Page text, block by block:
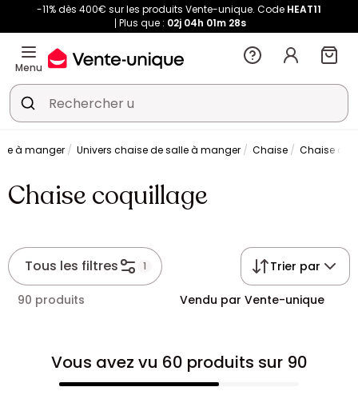
-11% dès 400€ sur les produits Vente-unique. Code HEAT11
Plus que : 02j 04h 01m 27s
Menu
à manger Univers chaise de salle à manger Chaise Chaise
Chaise coquillage
Tous les filtres 1 Trier par
90 produits Vendu par Vente-unique
Vous avez vu 60 produits sur 90